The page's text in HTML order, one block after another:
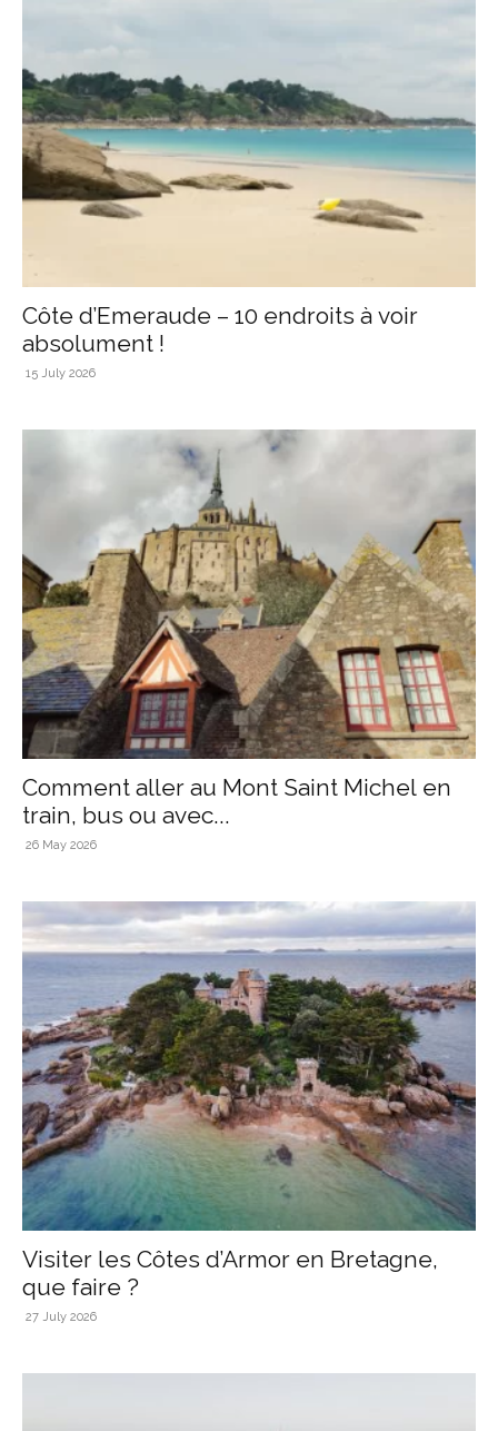
Côte d’Emeraude – 10 endroits à voir
absolument !
15 July 2026
Comment aller au Mont Saint Michel en
train, bus ou avec...
26 May 2026
Visiter les Côtes d’Armor en Bretagne,
que faire ?
27 July 2026